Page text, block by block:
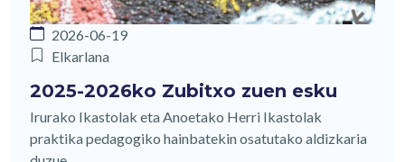
2026-06-19
Elkarlana
2025-2026ko Zubitxo zuen esku
Irurako Ikastolak eta Anoetako Herri Ikastolak
praktika pedagogiko hainbatekin osatutako aldizkaria